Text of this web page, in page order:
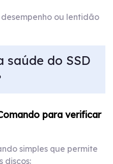
ou lentidão
saúde do SSD
para verificar
simples que permite
discos: